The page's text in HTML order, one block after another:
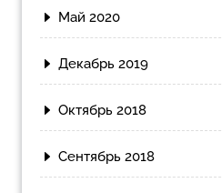
Май 2020
Декабрь 2019
Октябрь 2018
Сентябрь 2018